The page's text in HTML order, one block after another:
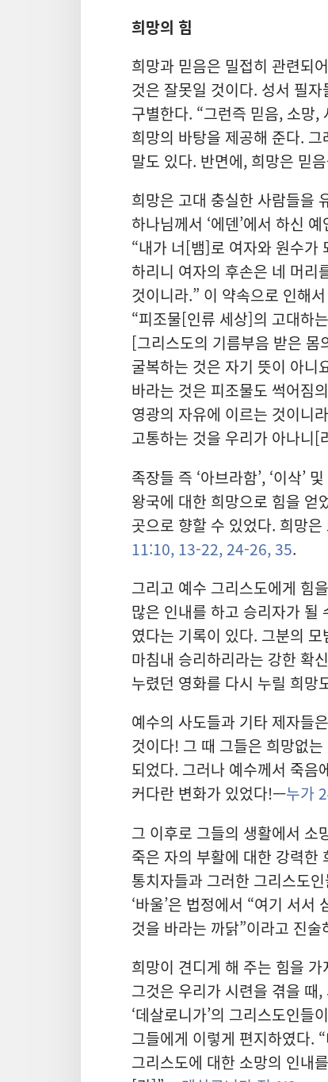
희망의 힘
희망과 믿음은 밀접히 관련되
것은 잘못일 것이다. 성서 필자
구별한다. “그런즉 믿음, 소망
희망의 바탕을 제공해 준다.
말도 있다. 반면에, 희망은 믿
희망은 고대 충실한 사람들을
하나님께서 ‘에덴’에서 하신
“내가 너[뱀]로 여자와 원수가
하리니 여자의 후손은 네 머리
것이니라.” 이 약속으로 인해
“피조물[인류 세상]의 고대하
[그리스도의 기름부음 받은
굴복하는 것은 자기 뜻이 아니
바라는 것은 피조물도 썩어짐
영광의 자유에 이르는 것이니
고통하는 것을 우리가 아나니
족장들 즉 ‘아브라함’, ‘이삭’
왕국에 대한 희망으로 힘을 얻
곳으로 향할 수 있었다. 희망
11:10, 13-22,24-26, 35.
그리고 예수 그리스도에게 힘
많은 인내를 하고 승리자가 될
였다는 기록이 있다. 그분의
마침내 승리하리라는 강한 확
누렸던 영화를 다시 누릴 희
예수의 사도들과 기타 제자들
것이다! 그 때 그들은 희망없
되었다. 그러나 예수께서 죽음
커다란 변화가 있었다!—누가
그 이후로 그들의 생활에서 소
죽은 자의 부활에 대한 강력한
통치자들과 그러한 그리스도
‘바울’은 법정에서 “여기 서
것을 바라는 까닭”이라고 진
희망이 견디게 해 주는 힘을
그것은 우리가 시련을 겪을 때
‘데살로니가’의 그리스도인들
그들에게 이렇게 편지하였다.
그리스도에 대한 소망의 인내